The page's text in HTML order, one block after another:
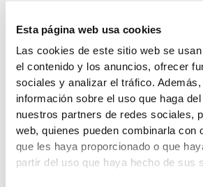
Esta página web usa cookies
Las cookies de este sitio web se
el contenido y los anuncios, ofrecer
sociales y analizar el tráfico.
información sobre el uso que haga
nuestros partners de redes sociales,
web, quienes pueden combinarla con
que les haya proporcionado o que
partir del uso que haya hecho de sus